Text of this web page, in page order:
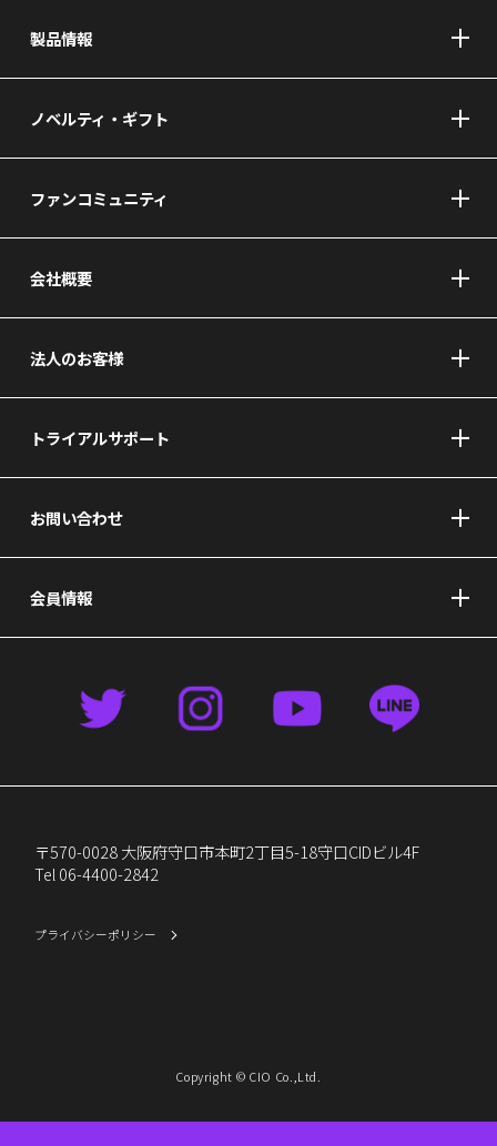
製品情報
ノベルティ・ギフト
ファンコミュニティ
会社概要
法人のお客様
トライアルサポート
お問い合わせ
会員情報
〒570-0028 大阪府守口市本町2丁目5-18守口CIDビル4F
Tel 06-4400-2842
プライバシーポリシー
Copyright © CIO Co.,Ltd.